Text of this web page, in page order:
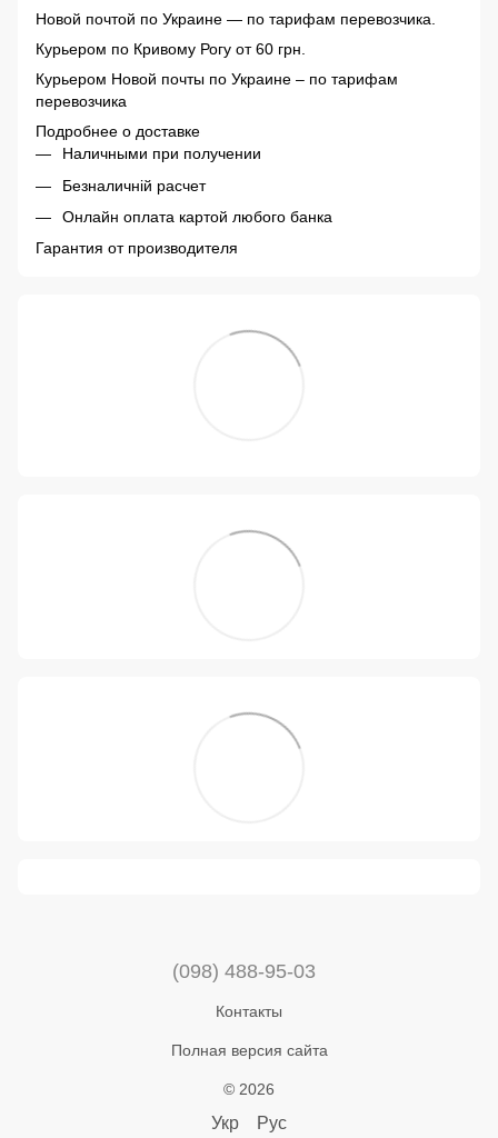
Новой почтой по Украине — по тарифам перевозчика.
Курьером по Кривому Рогу от 60 грн.
Курьером Новой почты по Украине – по тарифам
перевозчика
Подробнее о доставке
Наличными при получении
Безналичній расчет
Онлайн оплата картой любого банка
Гарантия от производителя
(098) 488-95-03
Контакты
Полная версия сайта
© 2026
Укр Рус